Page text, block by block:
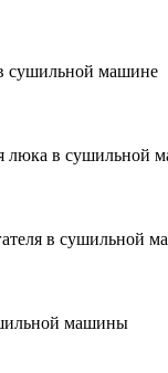
сушильной машине
люка в сушильной
в сушильной
машины